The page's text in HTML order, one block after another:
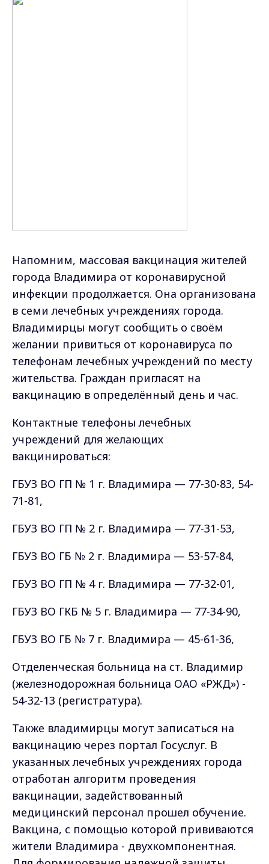
Напомним, массовая вакцинация жителей
города Владимира от коронавирусной
инфекции продолжается. Она организована
в семи лечебных учреждениях города.
Владимирцы могут сообщить о своём
желании привиться от коронавируса по
телефонам лечебных учреждений по месту
жительства. Граждан пригласят на
вакцинацию в определённый день и час.
Контактные телефоны лечебных
учреждений для желающих
вакцинироваться:
ГБУЗ ВО ГП № 1 г. Владимира — 77-30-83, 54-
71-81,
ГБУЗ ВО ГП № 2 г. Владимира — 77-31-53,
ГБУЗ ВО ГБ № 2 г. Владимира — 53-57-84,
ГБУЗ ВО ГП № 4 г. Владимира — 77-32-01,
ГБУЗ ВО ГКБ № 5 г. Владимира — 77-34-90,
ГБУЗ ВО ГБ № 7 г. Владимира — 45-61-36,
Отделенческая больница на ст. Владимир
(железнодорожная больница ОАО «РЖД») -
54-32-13 (регистратура).
Также владимирцы могут записаться на
вакцинацию через портал Госуслуг. В
указанных лечебных учреждениях города
отработан алгоритм проведения
вакцинации, задействованный
медицинский персонал прошел обучение.
Вакцина, с помощью которой прививаются
жители Владимира - двухкомпонентная.